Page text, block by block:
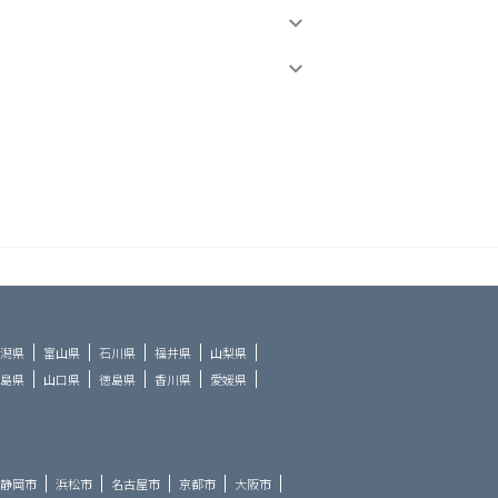
県 富山県 石川県 福井県
山梨県
県 山口県 徳島県 香川県
愛媛県
静岡市 浜松市 名古屋市 京都市 大阪市